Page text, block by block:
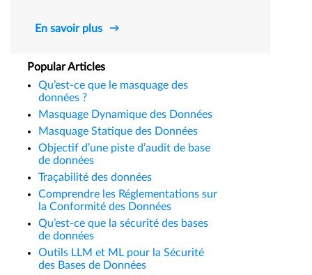
En savoir plus
Popular Articles
Qu’est-ce que le masquage des
données ?
Masquage Dynamique des Données
Masquage Statique des Données
Objectif d’une piste d’audit de base
de données
Traçabilité des données
Comprendre les Réglementations sur
la Conformité des Données
Qu’est-ce que la sécurité des bases
de données
Outils LLM et ML pour la Sécurité
des Bases de Données